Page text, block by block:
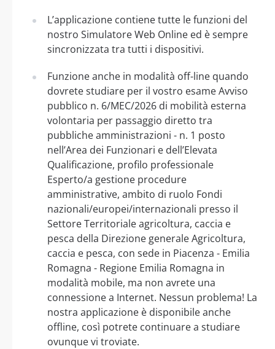
L’applicazione contiene tutte le funzioni del
nostro Simulatore Web Online ed è sempre
sincronizzata tra tutti i dispositivi.
Funzione anche in modalità off-line quando
dovrete studiare per il vostro esame Avviso
pubblico n. 6/MEC/2026 di mobilità esterna
volontaria per passaggio diretto tra
pubbliche amministrazioni - n. 1 posto
nell’Area dei Funzionari e dell’Elevata
Qualificazione, profilo professionale
Esperto/a gestione procedure
amministrative, ambito di ruolo Fondi
nazionali/europei/internazionali presso il
Settore Territoriale agricoltura, caccia e
pesca della Direzione generale Agricoltura,
caccia e pesca, con sede in Piacenza - Emilia
Romagna - Regione Emilia Romagna in
modalità mobile, ma non avrete una
connessione a Internet. Nessun problema! La
nostra applicazione è disponibile anche
offline, così potrete continuare a studiare
ovunque vi troviate.